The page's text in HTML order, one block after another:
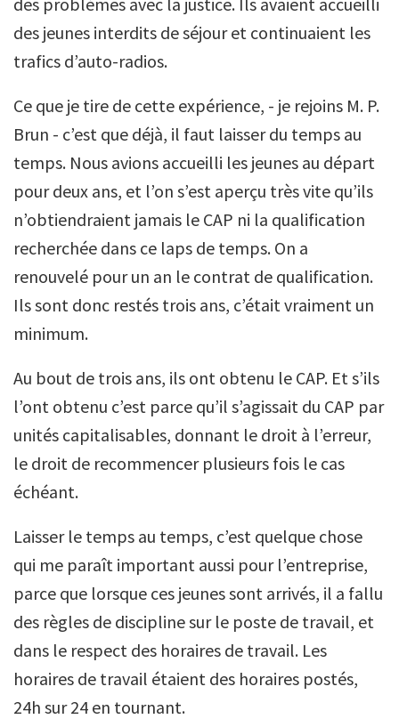
des jeunes interdits de séjour et continuaient les
trafics d’auto-radios.
Ce que je tire de cette expérience, - je rejoins M. P.
Brun - c’est que déjà, il faut laisser du temps au
temps. Nous avions accueilli les jeunes au départ
pour deux ans, et l’on s’est aperçu très vite qu’ils
n’obtiendraient jamais le CAP ni la qualification
recherchée dans ce laps de temps. On a
renouvelé pour un an le contrat de qualification.
Ils sont donc restés trois ans, c’était vraiment un
minimum.
Au bout de trois ans, ils ont obtenu le CAP. Et s’ils
l’ont obtenu c’est parce qu’il s’agissait du CAP par
unités capitalisables, donnant le droit à l’erreur,
le droit de recommencer plusieurs fois le cas
échéant.
Laisser le temps au temps, c’est quelque chose
qui me paraît important aussi pour l’entreprise,
parce que lorsque ces jeunes sont arrivés, il a fallu
des règles de discipline sur le poste de travail, et
dans le respect des horaires de travail. Les
horaires de travail étaient des horaires postés,
24h sur 24 en tournant.